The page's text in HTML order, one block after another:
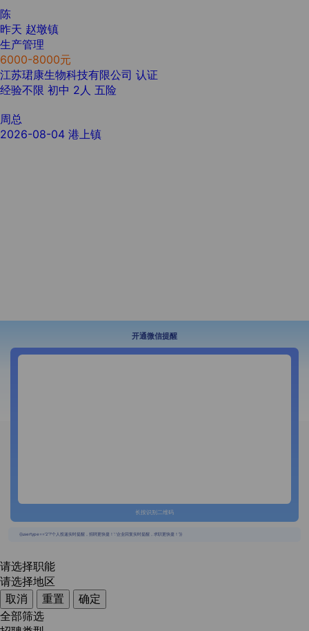
陈
昨天 赵墩镇
生产管理
6000-8000元
江苏珺康生物科技有限公司 认证
经验不限 初中 2人 五险
周总
2026-08-04 港上镇
开通微信提醒
长按识别二维码
{{usertype=='2'?'个人投递实时提醒，招聘更快捷！':'企业回复实时提醒，求职更快捷！'}}
请选择职能
请选择地区
取消
重置
确定
全部筛选